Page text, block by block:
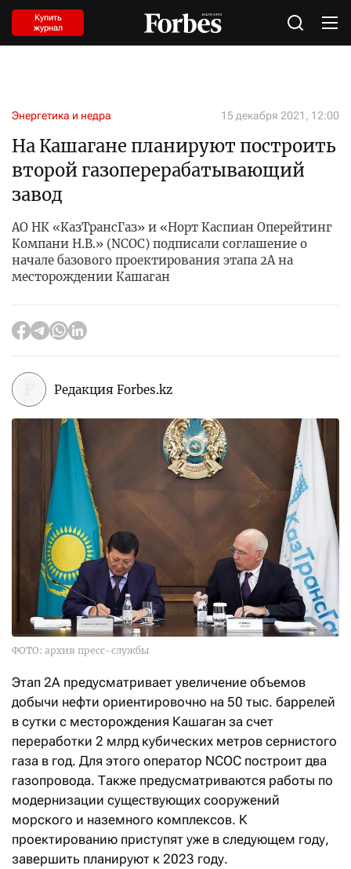
Купить
журнал
Энергетика и недра 15 декабря 2021, 12:00
На Кашагане планируют построить
второй газоперерабатывающий
завод
АО НК «КазТрансГаз» и «Норт Каспиан Оперейтинг
Компани Н.В.» (NCOC) подписали соглашение о
начале базового проектирования этапа 2А на
месторождении Кашаган
Редакция Forbes.kz
ФОТО: архив пресс-службы
Этап 2A предусматривает увеличение объемов
добычи нефти ориентировочно на 50 тыс. баррелей
в сутки с месторождения Кашаган за счет
переработки 2 млрд кубических метров сернистого
газа в год. Для этого оператор NCOC построит два
газопровода. Также предусматриваются работы по
модернизации существующих сооружений
морского и наземного комплексов. К
проектированию приступят уже в следующем году,
завершить планируют к 2023 году.